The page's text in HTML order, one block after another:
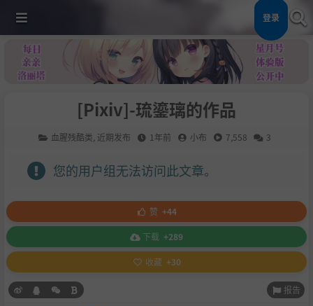
登录
[Pixiv]-琉鎏璃的作品
血腥残酷类 近期发布 1年前 小布 7,558 3
您的用户组无法访问此文章。
赞 +44
下载 +289
收藏 +30
报告